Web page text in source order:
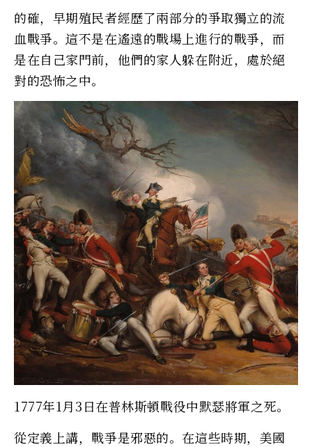
的確，早期殖民者經歷了兩部分的爭取獨立的流
血戰爭。這不是在遙遠的戰場上進行的戰爭，而
是在自己家門前，他們的家人躲在附近，處於絕
對的恐怖之中。
1777年1月3日在普林斯頓戰役中默瑟將軍之死。
從定義上講，戰爭是邪惡的。在這些時期，美國